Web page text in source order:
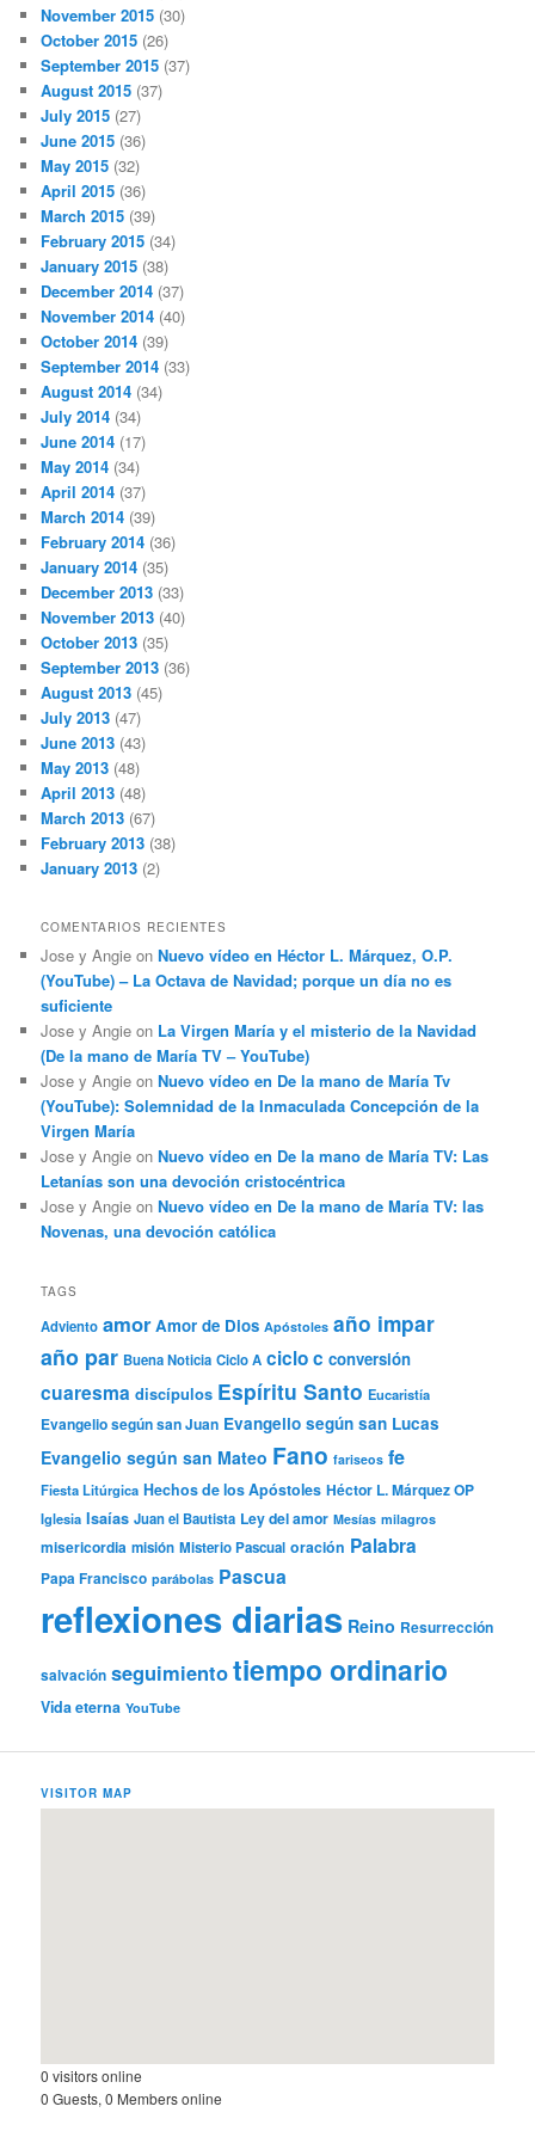
November 2015 (30)
October 2015 (26)
September 2015 (37)
August 2015 (37)
July 2015 (27)
June 2015 (36)
May 2015 (32)
April 2015 (36)
March 2015 (39)
February 2015 (34)
January 2015 (38)
December 2014 (37)
November 2014 (40)
October 2014 (39)
September 2014 (33)
August 2014 (34)
July 2014 (34)
June 2014 (17)
May 2014 (34)
April 2014 (37)
March 2014 (39)
February 2014 (36)
January 2014 (35)
December 2013 (33)
November 2013 (40)
October 2013 (35)
September 2013 (36)
August 2013 (45)
July 2013 (47)
June 2013 (43)
May 2013 (48)
April 2013 (48)
March 2013 (67)
February 2013 (38)
January 2013 (2)
COMENTARIOS RECIENTES
Jose y Angie onNuevo vídeo en Héctor L. Márquez, O.P.
(YouTube) – La Octava de Navidad; porque un día no es
suficiente
Jose y Angie on La Virgen María y el misterio de la Navidad
(De la mano de María TV – YouTube)
Jose y Angie onNuevo vídeo en De la mano de María Tv
(YouTube): Solemnidad de la Inmaculada Concepción de la
Virgen María
Jose y Angie onNuevo vídeo en De la mano de María TV: Las
Letanías son una devoción cristocéntrica
Jose y Angie onNuevo vídeo en De la mano de María TV: las
Novenas, una devoción católica
TAGS
Adviento amor Amor de Dios Apóstoles año impar
año par Buena Noticia Ciclo A ciclo c conversión
cuaresma discípulos Espíritu Santo Eucaristía
Evangelio según san Juan Evangelio según san Lucas
Evangelio según san Mateo Fano fariseos fe
Fiesta Litúrgica Hechos de los Apóstoles Héctor L. Márquez OP
Iglesia Isaías Juan el Bautista Ley del amor Mesías milagros
misericordia misión Misterio Pascual oración Palabra
Papa Francisco parábolas Pascua
reflexiones diarias Reino Resurrección
salvación seguimientotiempo ordinario
Vida eterna YouTube
VISITOR MAP
0 visitors online
0 Guests, 0 Members online